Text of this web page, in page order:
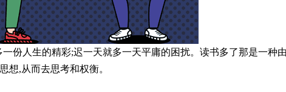
人生的精彩;迟一天就多一天平庸的困扰。读书多了那是一种
想,从而去思考和权衡。